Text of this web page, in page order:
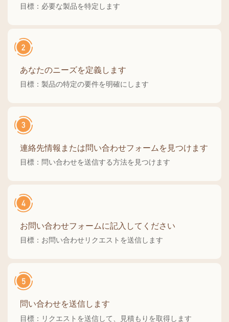
目標：必要な製品を特定します
あなたのニーズを定義します
目標：製品の特定の要件を明確にします
連絡先情報または問い合わせフォームを見つけます
目標：問い合わせを送信する方法を見つけます
お問い合わせフォームに記入してください
目標：お問い合わせリクエストを送信します
問い合わせを送信します
目標：リクエストを送信して、見積もりを取得します